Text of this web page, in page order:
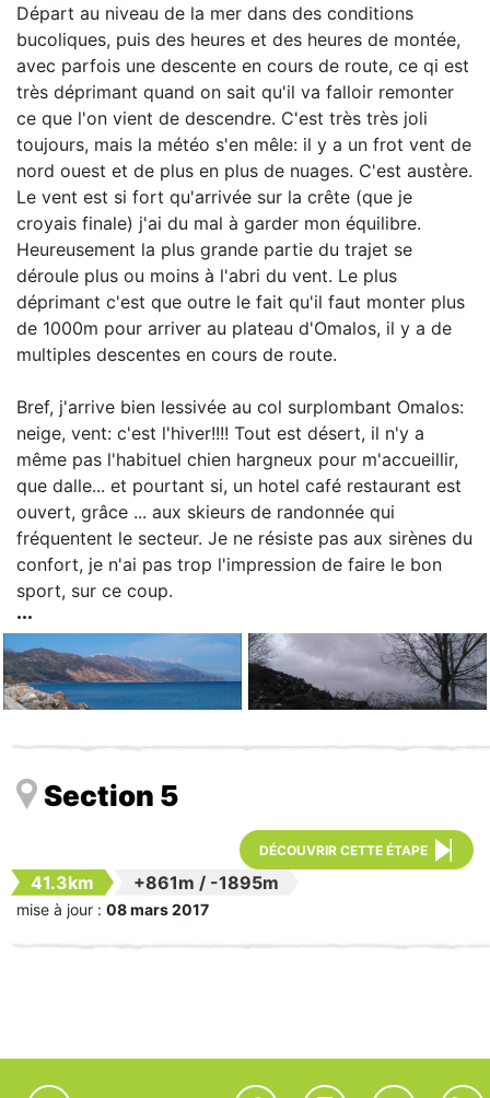
Départ au niveau de la mer dans des conditions
bucoliques, puis des heures et des heures de montée,
avec parfois une descente en cours de route, ce qi est
très déprimant quand on sait qu'il va falloir remonter
ce que l'on vient de descendre. C'est très très joli
toujours, mais la météo s'en mêle: il y a un frot vent de
nord ouest et de plus en plus de nuages. C'est austère.
Le vent est si fort qu'arrivée sur la crête (que je
croyais finale) j'ai du mal à garder mon équilibre.
Heureusement la plus grande partie du trajet se
déroule plus ou moins à l'abri du vent. Le plus
déprimant c'est que outre le fait qu'il faut monter plus
de 1000m pour arriver au plateau d'Omalos, il y a de
multiples descentes en cours de route.
Bref, j'arrive bien lessivée au col surplombant Omalos:
neige, vent: c'est l'hiver!!!! Tout est désert, il n'y a
même pas l'habituel chien hargneux pour m'accueillir,
que dalle... et pourtant si, un hotel café restaurant est
ouvert, grâce ... aux skieurs de randonnée qui
fréquentent le secteur. Je ne résiste pas aux sirènes du
confort, je n'ai pas trop l'impression de faire le bon
sport, sur ce coup.
Section 5
DÉCOUVRIR CETTE ÉTAPE
41.3km +861m / -1895m
mise à jour : 08 mars 2017